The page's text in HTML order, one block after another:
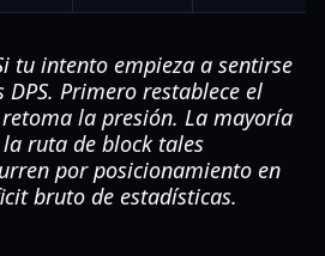
tu intento empieza a sentirse
Primero restablece el
la presión. La mayoría
ruta de block tales
por posicionamiento en
bruto de estadísticas.